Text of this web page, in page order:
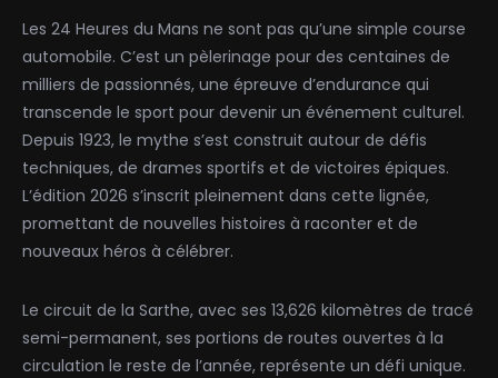
Les 24 Heures du Mans ne sont pas qu’une simple course
automobile. C’est un pèlerinage pour des centaines de
milliers de passionnés, une épreuve d’endurance qui
transcende le sport pour devenir un événement culturel.
Depuis 1923, le mythe s’est construit autour de défis
techniques, de drames sportifs et de victoires épiques.
L’édition 2026 s’inscrit pleinement dans cette lignée,
promettant de nouvelles histoires à raconter et de
nouveaux héros à célébrer.
Le circuit de la Sarthe, avec ses 13,626 kilomètres de tracé
semi-permanent, ses portions de routes ouvertes à la
circulation le reste de l’année, représente un défi unique.